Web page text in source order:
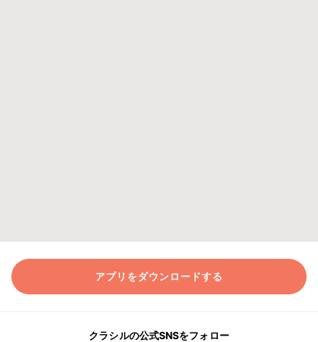
アプリをダウンロードする
クラシルの公式SNSをフォロー